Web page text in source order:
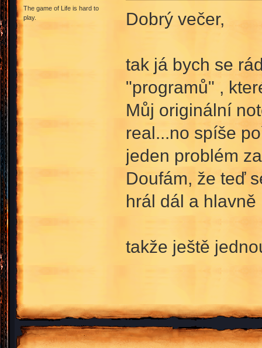
The game of Life is hard to
play.
Dobrý večer,
tak já bych se
"programů" ,
Můj originální
real...no spíše
jeden problém
Doufám, že teď
hrál dál a
takže ještě